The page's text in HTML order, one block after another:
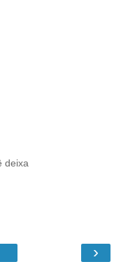
deixa
›